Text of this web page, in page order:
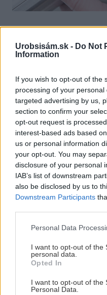
Urobsisám.sk - Do Not
Information
If you wish to opt-out of the
processing of your
targeted advertising by us,
section to confirm your
opt-out request is
interest-based ads based
us or personal information
your opt-out. You may
disclosure of your personal
IAB’s list of downstream
also be disclosed by us to
Downstream Participants
Please note that this
not limited to your visit or
grant or deny consent to
use your data for below
consent section.
Personal Data
I want to opt-out of the
personal data.
Opted In
I want to opt-out of the
Personal Data.
8. ZÁSLEPKY
špeciálneho lepidla
vnútornú stranu
zasunieme.